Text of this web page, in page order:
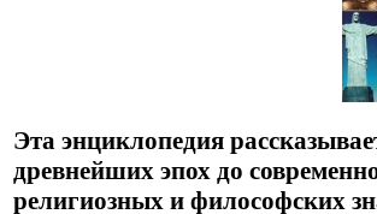
Эта энциклопедия
древнейших эпох до
религиозных и философских